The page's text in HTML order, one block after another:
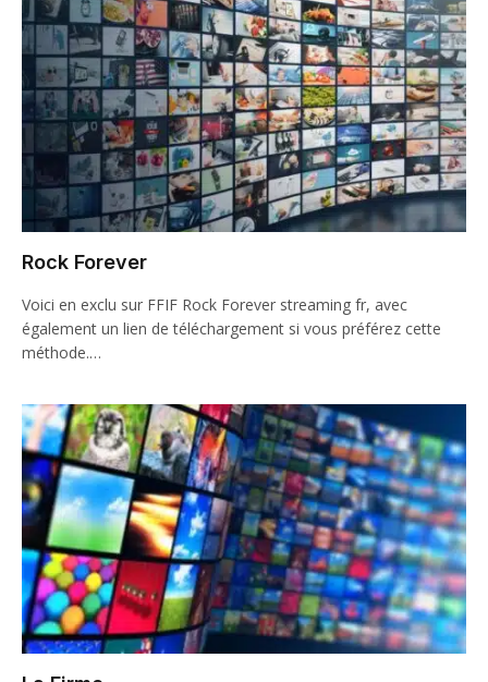
Rock Forever
Voici en exclu sur FFIF Rock Forever streaming fr, avec
également un lien de téléchargement si vous préférez cette
méthode.…